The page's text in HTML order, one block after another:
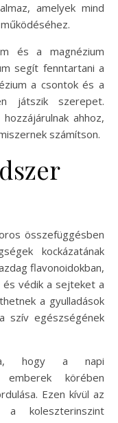
amelyek mind
és a magnézium
segít fenntartani a
a csontok és a
játszik szerepet.
ahhoz,
számítson.
összefüggésben
kockázatának
flavonoidokban,
védik a sejteket a
a gyulladások
szív egészségének
hogy a napi
emberek körében
Ezen kívül az
a koleszterinszint